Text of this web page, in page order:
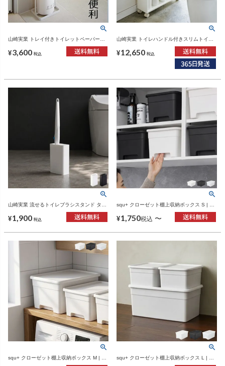
山崎実業 トレイ付きトイレットペーパース
リーズ
¥3,600 税込
山崎実業 トイレハンドル付きスリムトイレ
ーシリーズ
¥12,650 税込
山崎実業 流せるトイレブラシスタンド タワ
¥1,900 税込
squ+ クローゼット棚上収納ボックス S | イ
¥1,750税込 〜
squ+ クローゼット棚上収納ボックス M | イ
ンテリア雑貨・収納ボックス
squ+ クローゼット棚上収納ボックス L | イ
ンテリア雑貨・収納ボックス